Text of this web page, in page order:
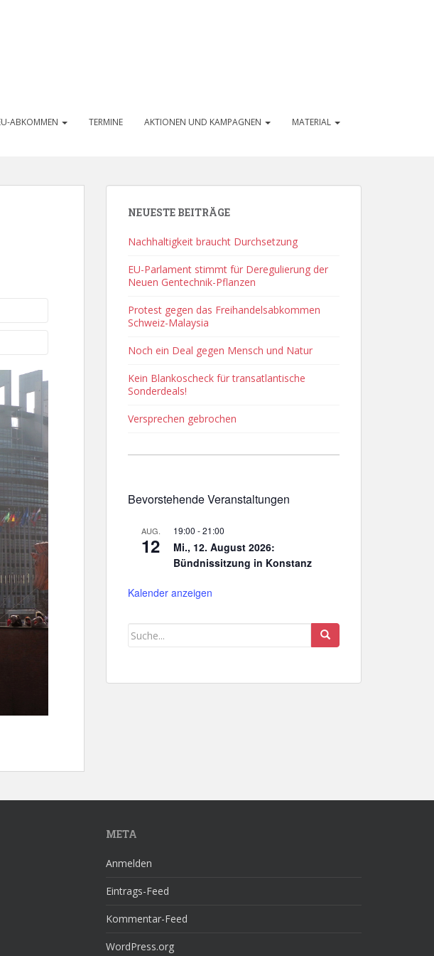
ABKOMMEN TERMINE AKTIONEN UND KAMPAGNEN MATERIAL
NEUESTE BEITRÄGE
Nachhaltigkeit braucht Durchsetzung
EU-Parlament stimmt für Deregulierung der
Neuen Gentechnik-Pflanzen
Protest gegen das Freihandelsabkommen
Schweiz-Malaysia
Noch ein Deal gegen Mensch und Natur
Kein Blankoscheck für transatlantische
Sonderdeals!
Versprechen gebrochen
Bevorstehende Veranstaltungen
AUG.
12
19:00 -21:00
Mi., 12. August 2026:
Bündnissitzung in Konstanz
Kalender anzeigen
META
Anmelden
Eintrags-Feed
Kommentar-Feed
WordPress.org